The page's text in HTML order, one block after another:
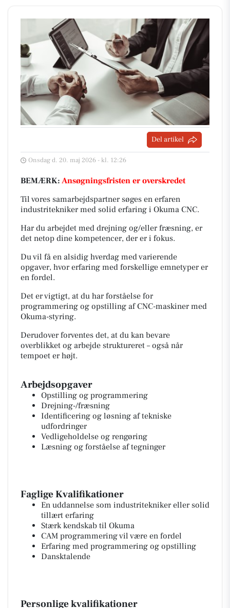
Del artikel
Onsdag d. 20. maj 2026 - kl. 12:26
BEMÆRK: Ansøgningsfristen er overskredet
Til vores samarbejdspartner søges en erfaren
industritekniker med solid erfaring i Okuma CNC.
Har du arbejdet med drejning og/eller fræsning, er
det netop dine kompetencer, der er i fokus.
Du vil få en alsidig hverdag med varierende
opgaver, hvor erfaring med forskellige emnetyper er
en fordel.
Det er vigtigt, at du har forståelse for
programmering og opstilling af CNC-maskiner med
Okuma-styring.
Derudover forventes det, at du kan bevare
overblikket og arbejde struktureret – også når
tempoet er højt.
Arbejdsopgaver
Opstilling og programmering
Drejning-/fræsning
Identificering og løsning af tekniske
udfordringer
Vedligeholdelse og rengøring
Læsning og forståelse af tegninger
Faglige Kvalifikationer
En uddannelse som industritekniker eller solid
tillært erfaring
Stærk kendskab til Okuma
CAM programmering vil være en fordel
Erfaring med programmering og opstilling
Dansktalende
Personlige kvalifikationer